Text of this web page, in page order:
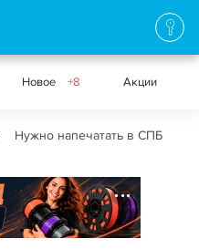
Новое +8 Акции
Нужно напечатать в СПБ